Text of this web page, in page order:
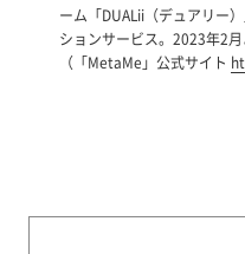
ーム「DUALii（デュアリー
ションサービス。2023年2月
（「MetaMe」公式サイト